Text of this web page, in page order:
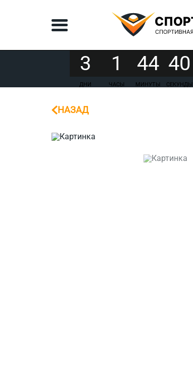
3
ДНИ
1
ЧАСЫ
44
МИНУТЫ
40
СЕКУНДЫ
НАЗАД